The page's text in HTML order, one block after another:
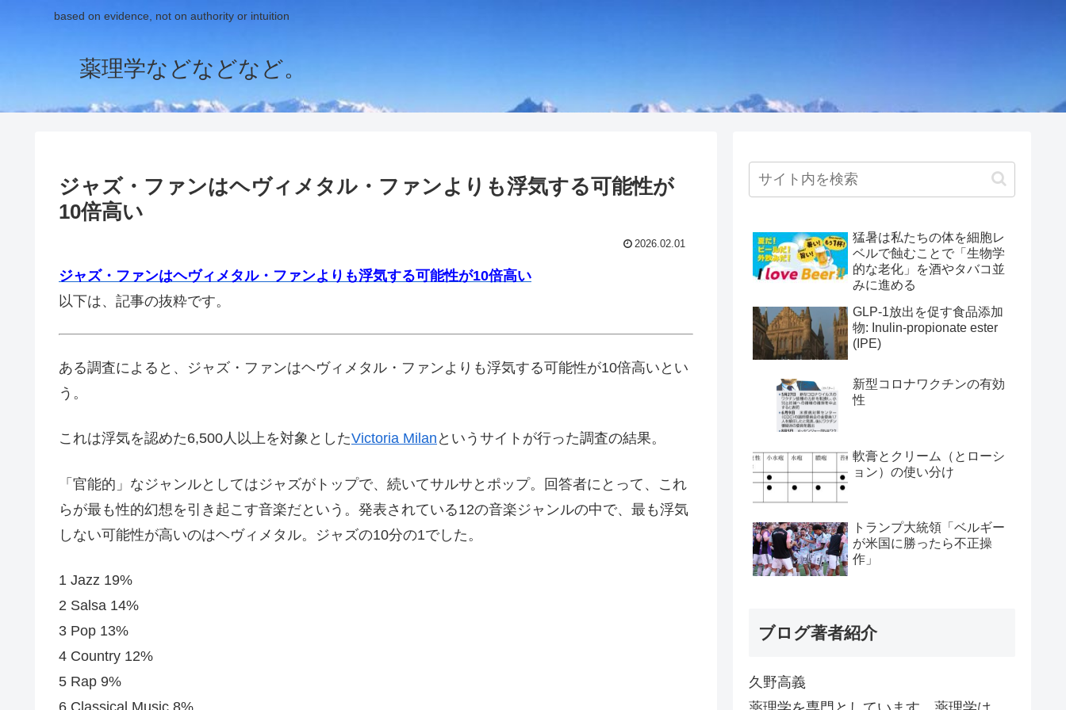
based on evidence, not on authority or intuition
薬理学などなどなど。
ジャズ・ファンはヘヴィメタル・ファンよりも浮気する可能性が
10倍高い
2026.02.01
ジャズ・ファンはヘヴィメタル・ファンよりも浮気する可能性が10倍高い
以下は、記事の抜粋です。
ある調査によると、ジャズ・ファンはヘヴィメタル・ファンよりも浮気する可能性が10倍高いとい
う。
これは浮気を認めた6,500人以上を対象としたVictoria Milan というサイトが行った調査の結果。
「官能的」なジャンルとしてはジャズがトップで、続いてサルサとポップ。回答者にとって、これ
らが最も性的幻想を引き起こす音楽だという。発表されている12の音楽ジャンルの中で、最も浮気
しない可能性が高いのはヘヴィメタル。ジャズの10分の1でした。
1 Jazz 19%
2 Salsa 14%
3 Pop 13%
4 Country 12%
5 Rap 9%
6 Classical Music 8%
猛暑は私たちの体を細胞レ
ベルで蝕むことで「生物学
的な老化」を酒やタバコ並
みに進める
GLP-1放出を促す食品添加
物: Inulin-propionate ester
(IPE)
新型コロナワクチンの有効
性
軟膏とクリーム（とローシ
ョン）の使い分け
トランプ大統領「ベルギー
が米国に勝ったら不正操
作」
ブログ著者紹介
久野高義